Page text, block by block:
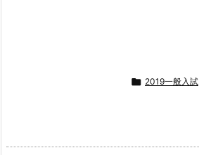
 2019一般入試